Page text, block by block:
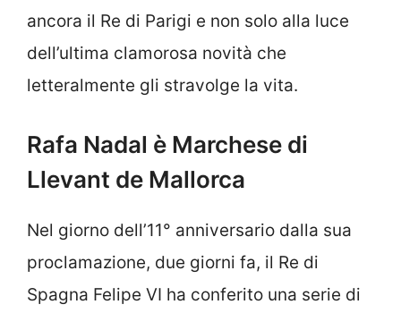
ancora il Re di Parigi e non solo alla luce
dell’ultima clamorosa novità che
letteralmente gli stravolge la vita.
Rafa Nadal è Marchese di
Llevant de Mallorca
Nel giorno dell’11° anniversario dalla sua
proclamazione, due giorni fa, il Re di
Spagna Felipe VI ha conferito una serie di